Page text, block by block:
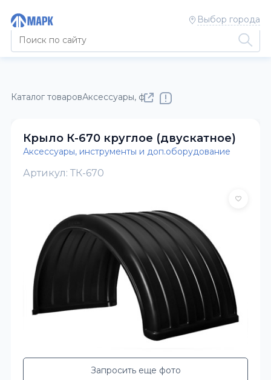
Выбор города
Каталог товаровАксессуары, фонари, фитинги, метизы
Крыло К-670 круглое (двускатное)
Аксессуары, инструменты и доп.оборудование
Артикул: ТК-670
Запросить еще фото